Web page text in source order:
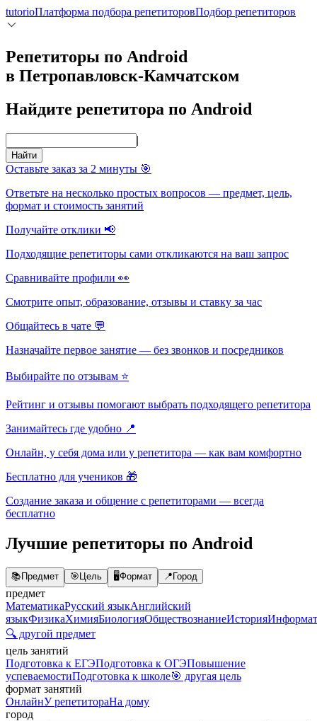
tutorioПлатформа подбора репетиторовПодбор репетиторов
Репетиторы по Android
в Петропавловск-Камчатском
Найдите репетитора по Android
|
Найти
Оставьте заказ за 2 минуты 🎯
Ответьте на несколько простых вопросов — предмет, цель,
формат и стоимость занятий
Получайте отклики 📢
Подходящие репетиторы сами откликаются на ваш запрос
Сравнивайте профили 👀
Смотрите опыт, образование, отзывы и ставку за час
Общайтесь в чате 💬
Назначайте первое занятие — без звонков и посредников
Выбирайте по отзывам ⭐
Рейтинг и отзывы помогают выбрать подходящего репетитора
Занимайтесь где удобно 📍
Онлайн, у себя дома или у репетитора — как вам комфортно
Бесплатно для учеников 🎁
Создание заказа и общение с репетиторами — всегда
бесплатно
Лучшие репетиторы по Android
📚Предмет 🎯Цель 🖥️Формат 📍Город
предмет
МатематикаРусский языкАнглийский
языкФизикаХимияБиологияОбществознаниеИстория
🔍 другой предмет
цель занятий
Подготовка к ЕГЭПодготовка к ОГЭПовышение
успеваемостиПодготовка к школе🎯 другая цель
формат занятий
ОнлайнУ репетитораНа дому
город